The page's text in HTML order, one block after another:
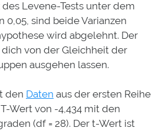
Levene-Tests unter dem
sind beide Varianzen
wird abgelehnt. Der
dich von der Gleichheit der
ausgehen lassen.
den Daten aus der ersten Reihe
Wert von -4,434 mit den
(df = 28). Der t-Wert ist